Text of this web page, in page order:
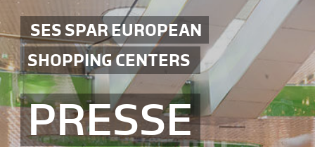
SES SPAR EUROPEAN
SHOPPING CENTERS
PRESSE